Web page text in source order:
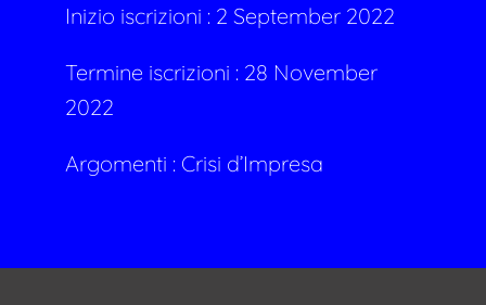
Inizio iscrizioni : 2 September 2022
Termine iscrizioni : 28 November
2022
Argomenti : Crisi d’Impresa